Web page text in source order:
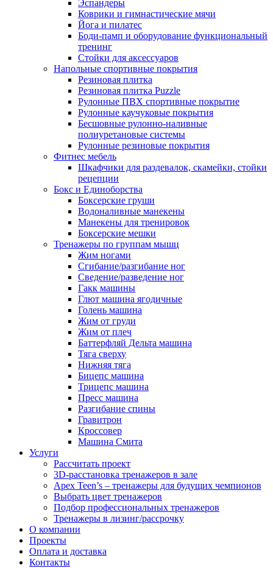
Эспандеры
Коврики и гимнастические мячи
Йога и пилатес
Боди-памп и оборудование функциональный
тренинг
Стойки для аксессуаров
Напольные спортивные покрытия
Резиновая плитка
Резиновая плитка Puzzle
Рулонные ПВХ спортивные покрытие
Рулонные каучуковые покрытия
Бесшовные рулонно-наливные
полиуретановые системы
Рулонные резиновые покрытия
Фитнес мебель
Шкафчики для раздевалок, скамейки, стойки
рецепции
Бокс и Единоборства
Боксерские груши
Водоналивные манекены
Манекены для тренировок
Боксерские мешки
Тренажеры по группам мышц
Жим ногами
Сгибание/разгибание ног
Сведение/разведение ног
Гакк машины
Глют машина ягодичные
Голень машина
Жим от груди
Жим от плеч
Баттерфляй Дельта машина
Тяга сверху
Нижняя тяга
Бицепс машина
Трицепс машина
Пресс машина
Разгибание спины
Гравитрон
Кроссовер
Машина Смита
Услуги
Рассчитать проект
3D-расстановка тренажеров в зале
Apex Teen’s – тренажеры для будущих чемпионов
Выбрать цвет тренажеров
Подбор профессиональных тренажеров
Тренажеры в лизинг/рассрочку
О компании
Проекты
Оплата и доставка
Контакты